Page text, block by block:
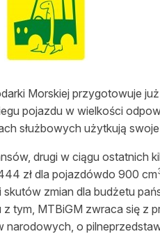
Lasy prywatne
Morskiej przygotowuje
pojazdu w wielkości
służbowych użytkują
drugi w ciągu ostatnich
zł dla pojazdówdo 900 cm
skutów zmian dla budżetu
tym, MTBiGM zwraca się z
o